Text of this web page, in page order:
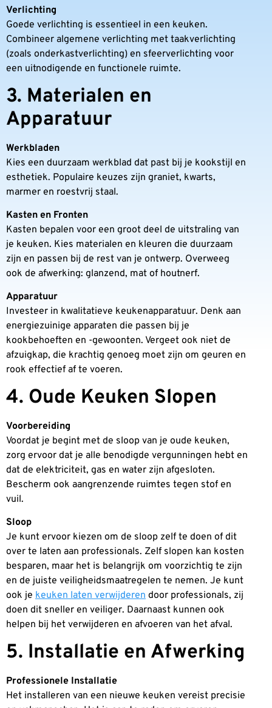
Verlichting
Goede verlichting is essentieel in een keuken.
Combineer algemene verlichting met taakverlichting
(zoals onderkastverlichting) en sfeerverlichting voor
een uitnodigende en functionele ruimte.
3. Materialen en
Apparatuur
Werkbladen
Kies een duurzaam werkblad dat past bij je kookstijl en
esthetiek. Populaire keuzes zijn graniet, kwarts,
marmer en roestvrij staal.
Kasten en Fronten
Kasten bepalen voor een groot deel de uitstraling van
je keuken. Kies materialen en kleuren die duurzaam
zijn en passen bij de rest van je ontwerp. Overweeg
ook de afwerking: glanzend, mat of houtnerf.
Apparatuur
Investeer in kwalitatieve keukenapparatuur. Denk aan
energiezuinige apparaten die passen bij je
kookbehoeften en -gewoonten. Vergeet ook niet de
afzuigkap, die krachtig genoeg moet zijn om geuren en
rook effectief af te voeren.
4. Oude Keuken Slopen
Voorbereiding
Voordat je begint met de sloop van je oude keuken,
zorg ervoor dat je alle benodigde vergunningen hebt en
dat de elektriciteit, gas en water zijn afgesloten.
Bescherm ook aangrenzende ruimtes tegen stof en
vuil.
Sloop
Je kunt ervoor kiezen om de sloop zelf te doen of dit
over te laten aan professionals. Zelf slopen kan kosten
besparen, maar het is belangrijk om voorzichtig te zijn
en de juiste veiligheidsmaatregelen te nemen. Je kunt
ook je keuken laten verwijderen door professionals, zij
doen dit sneller en veiliger. Daarnaast kunnen ook
helpen bij het verwijderen en afvoeren van het afval.
5. Installatie en Afwerking
Professionele Installatie
Het installeren van een nieuwe keuken vereist precisie